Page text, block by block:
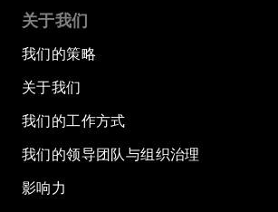
关于我们
我们的策略
关于我们
我们的工作方式
我们的领导团队与组织治理
影响力